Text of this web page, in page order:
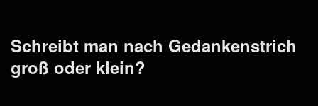
Schreibt man nach Gedankenstrich
groß oder klein?